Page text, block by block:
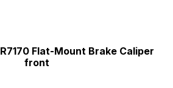
Flat-Mount Brake Caliper
front